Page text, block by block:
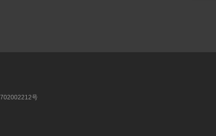
号